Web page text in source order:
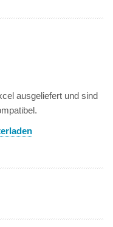
ausgeliefert und sind